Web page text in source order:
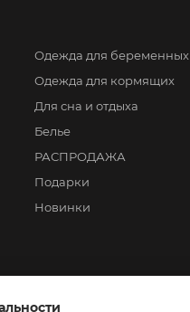
Одежда для беременных
Одежда для кормящих
Для сна и отдыха
Белье
РАСПРОДАЖА
Подарки
Новинки